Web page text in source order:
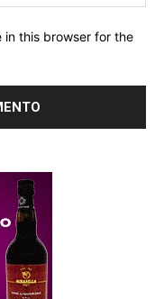
in this browser for the